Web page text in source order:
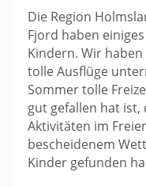
Die Region
Fjord haben
Kindern. Wir
tolle Ausflüge
Sommer tolle
gut gefallen hat
Aktivitäten im
bescheidenem
Kinder gefunden